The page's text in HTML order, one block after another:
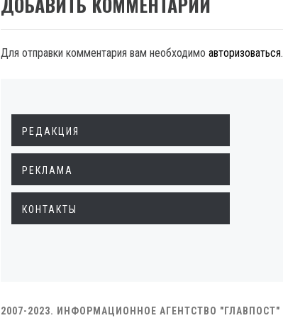
Для отправки комментария вам необходимо авторизоваться.
РЕДАКЦИЯ
РЕКЛАМА
КОНТАКТЫ
2007-2023. ИНФОРМАЦИОННОЕ АГЕНТСТВО "ГЛАВПОСТ"